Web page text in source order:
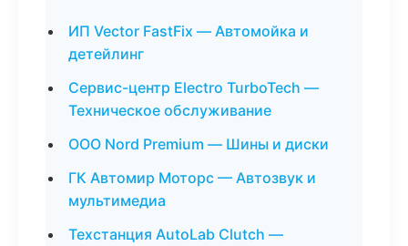
ИП Vector FastFix — Автомойка и
детейлинг
Сервис-центр Electro TurboTech —
Техническое обслуживание
ООО Nord Premium — Шины и диски
ГК Автомир Моторс — Автозвук и
мультимедиа
Техстанция AutoLab Clutch —